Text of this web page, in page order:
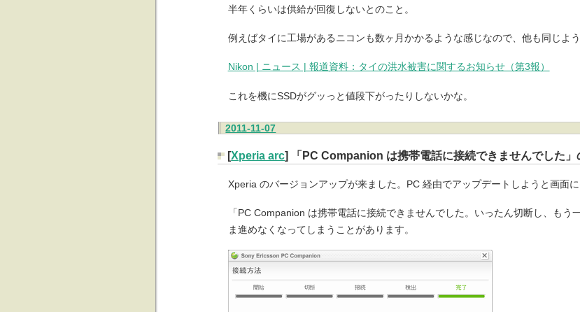
半年くらいは供給が回復しないとのこと。
例えばタイに工場があるニコンも数ヶ月かかるような感じなので、他も同じよ
Nikon | ニュース | 報道資料：タイの洪水被害に関するお知らせ（第3報）
これを機にSSDがグッっと値段下がったりしないかな。
2011-11-07
[Xperia arc] 「PC Companion は携帯電話に接続できませんでした」
Xperia のバージョンアップが来ました。PC 経由でアップデートしようと画面
「PC Companion は携帯電話に接続できませんでした。いったん切断し、もう
ま進めなくなってしまうことがあります。